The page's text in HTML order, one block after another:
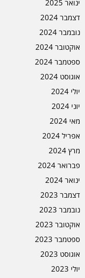
ינואר 2025
דצמבר 2024
נובמבר 2024
אוקטובר 2024
ספטמבר 2024
אוגוסט 2024
יולי 2024
יוני 2024
מאי 2024
אפריל 2024
מרץ 2024
פברואר 2024
ינואר 2024
דצמבר 2023
נובמבר 2023
אוקטובר 2023
ספטמבר 2023
אוגוסט 2023
יולי 2023